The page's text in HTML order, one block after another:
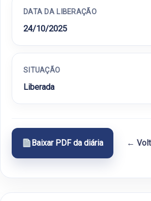
DATA DA LIBERAÇÃO
24/10/2025
SITUAÇÃO
Liberada
Baixar PDF da diária ←